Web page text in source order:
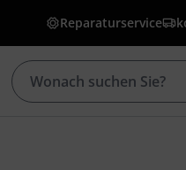
Reparaturservice